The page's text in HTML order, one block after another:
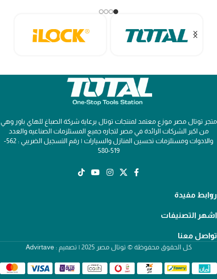
متجر توتال مصر موزع معتمد لمنتجات توتال برعاية شركة الصباغ للهاي باور وهي
من اكبر الشركات الرائدة في مصر لتجاره جميع المستلزمات الصناعيه والعدد
والادوات ومستلزمات تحسين المنازل والسيارات | رقم التسجيل الضريبي : 562-
519-580
روابط مفيدة
اشهر التصنيفات
تواصل معنا
كل الحقوق محفوظة © توتال مصر 2025 | تصميم : Advirtave